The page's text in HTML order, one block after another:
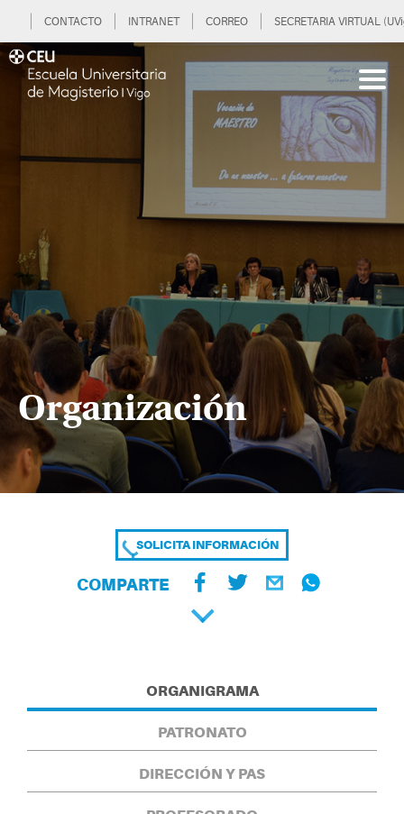
CONTACTO INTRANET CORREO SECRETARIA VIRTUAL
Organización
SOLICITA INFORMACIÓN
COMPARTE
ORGANIGRAMA
PATRONATO
DIRECCIÓN Y PAS